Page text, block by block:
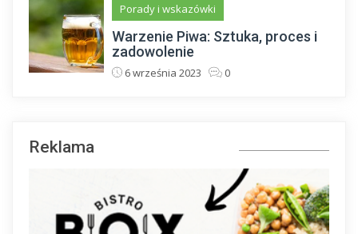
Porady i wskazówki
Warzenie Piwa: Sztuka, proces i
zadowolenie
6 września 2023 0
Reklama